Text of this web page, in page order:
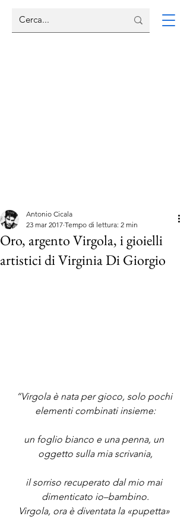
Oro, argento Virgola, i gioielli
artistici di Virginia Di Giorgio
Antonio Cicala
23 mar 2017 Tempo di lettura: 2 min
“Virgola è nata per gioco, solo pochi
elementi combinati insieme:
un foglio bianco e una penna, un
oggetto sulla mia scrivania,
il sorriso recuperato dal mio mai
dimenticato io–bambino.
Virgola, ora è diventata la «pupetta»